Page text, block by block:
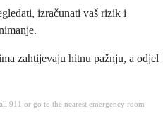
izračunati vaš rizik i
zahtijevaju hitnu pažnju, a odjel
911 or go to the nearest emergency room